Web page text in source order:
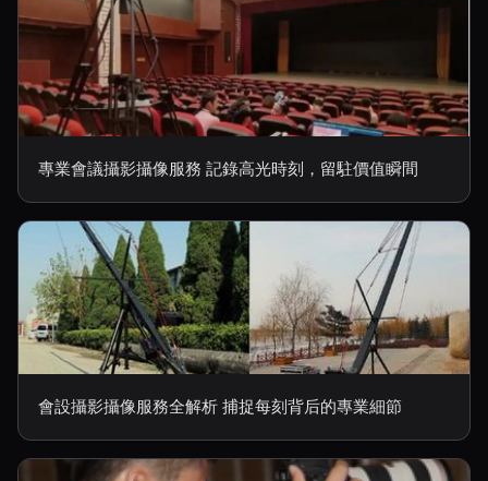
專業會議攝影攝像服務 記錄高光時刻，留駐價值瞬間
會設攝影攝像服務全解析 捕捉每刻背后的專業細節